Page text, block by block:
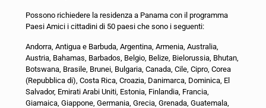
Possono richiedere la residenza a Panama con il programma
Paesi Amici i cittadini di 50 paesi che sono i seguenti:
Andorra, Antigua e Barbuda, Argentina, Armenia, Australia,
Austria, Bahamas, Barbados, Belgio, Belize, Bielorussia, Bhutan,
Botswana, Brasile, Brunei, Bulgaria, Canada, Cile, Cipro, Corea
(Repubblica di), Costa Rica, Croazia, Danimarca, Dominica, El
Salvador, Emirati Arabi Uniti, Estonia, Finlandia, Francia,
Giamaica, Giappone, Germania, Grecia, Grenada, Guatemala,